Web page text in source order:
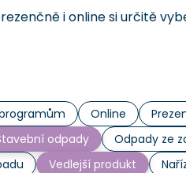
i online si určitě
Online
odpady Odpady ze
Vedlejší produkt